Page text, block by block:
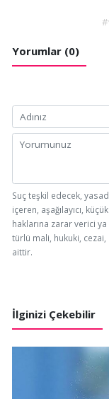
Yorumlar (0)
Suç teşkil edecek,
içeren, aşağılayıcı,
haklarına zarar verici
türlü mali, hukuki,
aittir.
İlginizi Çekebilir